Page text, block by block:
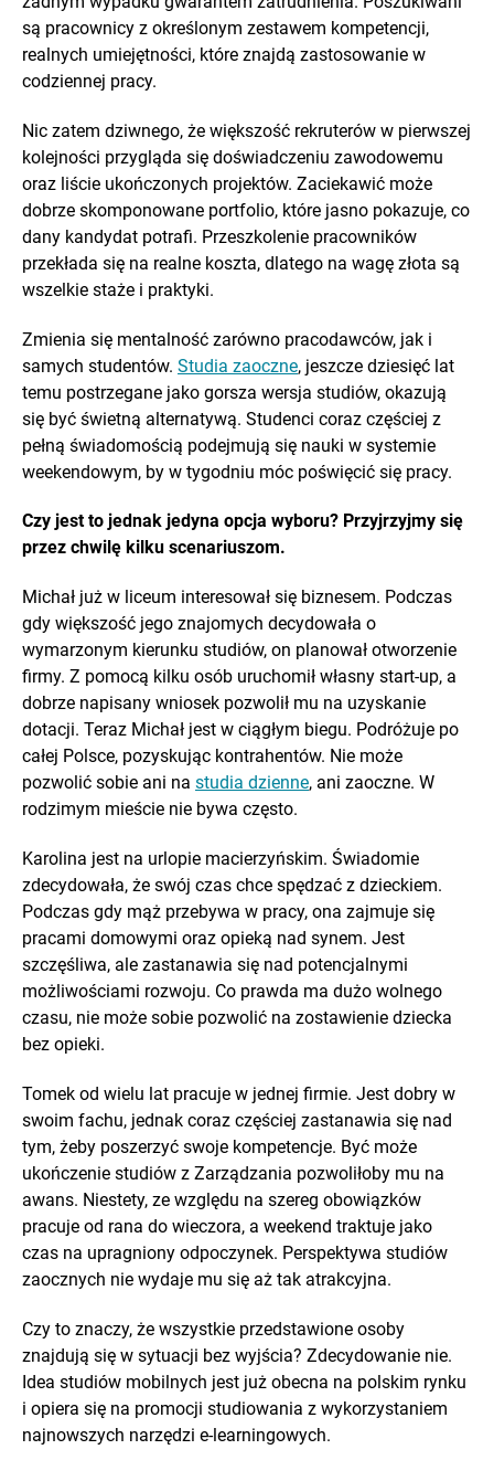
są pracownicy z określonym zestawem kompetencji,
realnych umiejętności, które znajdą zastosowanie w
codziennej pracy.
Nic zatem dziwnego, że większość rekruterów w pierwszej
kolejności przygląda się doświadczeniu zawodowemu
oraz liście ukończonych projektów. Zaciekawić może
dobrze skomponowane portfolio, które jasno pokazuje, co
dany kandydat potrafi. Przeszkolenie pracowników
przekłada się na realne koszta, dlatego na wagę złota są
wszelkie staże i praktyki.
Zmienia się mentalność zarówno pracodawców, jak i
samych studentów. Studia zaoczne, jeszcze dziesięć lat
temu postrzegane jako gorsza wersja studiów, okazują
się być świetną alternatywą. Studenci coraz częściej z
pełną świadomością podejmują się nauki w systemie
weekendowym, by w tygodniu móc poświęcić się pracy.
Czy jest to jednak jedyna opcja wyboru? Przyjrzyjmy się
przez chwilę kilku scenariuszom.
Michał już w liceum interesował się biznesem. Podczas
gdy większość jego znajomych decydowała o
wymarzonym kierunku studiów, on planował otworzenie
firmy. Z pomocą kilku osób uruchomił własny start-up, a
dobrze napisany wniosek pozwolił mu na uzyskanie
dotacji. Teraz Michał jest w ciągłym biegu. Podróżuje po
całej Polsce, pozyskując kontrahentów. Nie może
pozwolić sobie ani na studia dzienne, ani zaoczne. W
rodzimym mieście nie bywa często.
Karolina jest na urlopie macierzyńskim. Świadomie
zdecydowała, że swój czas chce spędzać z dzieckiem.
Podczas gdy mąż przebywa w pracy, ona zajmuje się
pracami domowymi oraz opieką nad synem. Jest
szczęśliwa, ale zastanawia się nad potencjalnymi
możliwościami rozwoju. Co prawda ma dużo wolnego
czasu, nie może sobie pozwolić na zostawienie dziecka
bez opieki.
Tomek od wielu lat pracuje w jednej firmie. Jest dobry w
swoim fachu, jednak coraz częściej zastanawia się nad
tym, żeby poszerzyć swoje kompetencje. Być może
ukończenie studiów z Zarządzania pozwoliłoby mu na
awans. Niestety, ze względu na szereg obowiązków
pracuje od rana do wieczora, a weekend traktuje jako
czas na upragniony odpoczynek. Perspektywa studiów
zaocznych nie wydaje mu się aż tak atrakcyjna.
Czy to znaczy, że wszystkie przedstawione osoby
znajdują się w sytuacji bez wyjścia? Zdecydowanie nie.
Idea studiów mobilnych jest już obecna na polskim rynku
i opiera się na promocji studiowania z wykorzystaniem
najnowszych narzędzi e-learningowych.